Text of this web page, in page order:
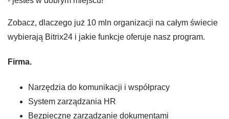
Zobacz, dlaczego już 10 mln organizacji na całym świecie
wybierają Bitrix24 i jakie funkcje oferuje nasz program.
Firma.
Narzędzia do komunikacji i współpracy
System zarządzania HR
Bezpieczne zarządzanie dokumentami